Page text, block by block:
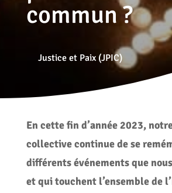
commun ?
Justice et Paix (JPIC)
En cette fin d’année 2023,
collective continue de se
différents événements que
et qui touchent l’ensemble de